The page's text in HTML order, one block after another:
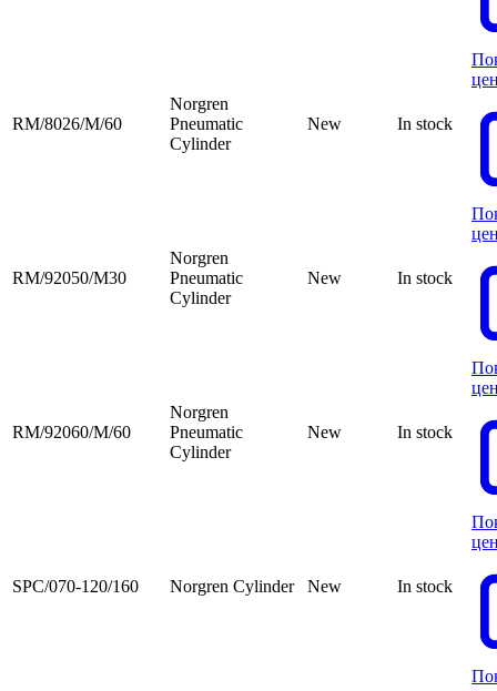
RM/8026/M/60
Norgren
Pneumatic
Cylinder
New In stock
RM/92050/M30
Norgren
Pneumatic
Cylinder
New In stock
RM/92060/M/60
Norgren
Pneumatic
Cylinder
New In stock
SPC/070-120/160 Norgren Cylinder New In stock